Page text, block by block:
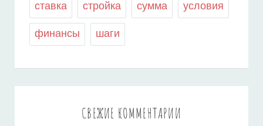
ставка стройка сумма условия
финансы шаги
СВЕЖИЕ КОММЕНТАРИИ